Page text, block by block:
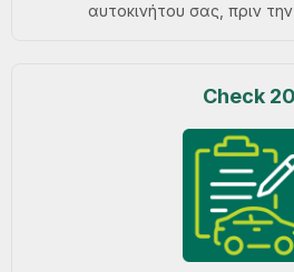
αυτοκινήτου σας, πριν
Check 20